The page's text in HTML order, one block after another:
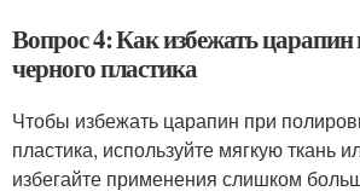
Вопрос 4: Как избежать
черного пластика
Чтобы избежать царапин при
пластика, используйте мягкую ткань
избегайте применения слишком